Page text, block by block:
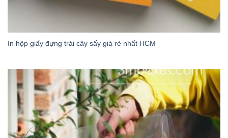
In hộp giấy đựng trái cây sấy giá rẻ nhất HCM